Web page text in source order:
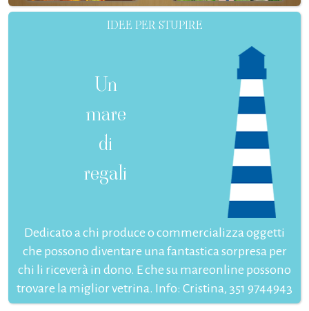
IDEE PER STUPIRE
Un
mare
di
regali
Dedicato a chi produce o commercializza oggetti
che possono diventare una fantastica sorpresa per
chi li riceverà in dono. E che su mareonline possono
trovare la miglior vetrina. Info: Cristina, 351 9744943